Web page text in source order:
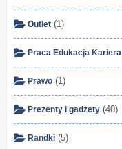
Outlet (1)
Praca Edukacja Kariera
Prawo (1)
Prezenty i gadżety (40)
Randki (5)